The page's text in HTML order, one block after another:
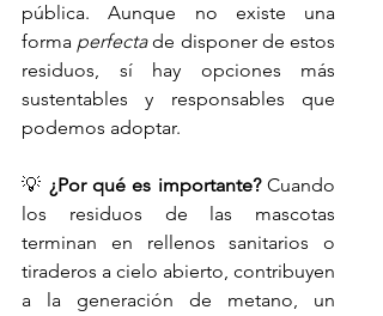
pública. Aunque no existe una
forma perfecta de disponer de estos
residuos, sí hay opciones más
sustentables y responsables que
podemos adoptar.
💡 ¿Por qué es importante? Cuando
los residuos de las mascotas
terminan en rellenos sanitarios o
tiraderos a cielo abierto, contribuyen
a la generación de metano, un